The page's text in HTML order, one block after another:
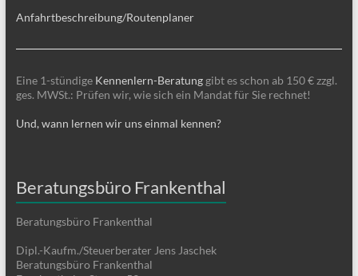
Anfahrtbeschreibung/Routenplaner
Eine 1-stündige Kennenlern-Beratunggibt es schon ab 150 € zzgl.
ges. MWSt.: Prüfen wir, wie sich ein Mandat für Sie rechnet!
Und, wann lernen wir uns einmal kennen?
Beratungsbüro Frankenthal
Beratungsbüro Frankenthal
Dipl.-Kaufm./Steuerberater Jens Jaschek
Beratungsbüro Frankenthal